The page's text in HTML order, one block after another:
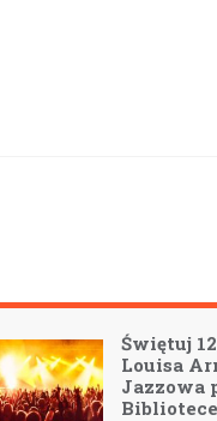
Świętuj
Louisa
Jazzowa